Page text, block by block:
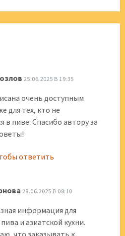
25.06.2025 В 19:35
очень доступным
для тех, кто не
в пиве. Спасибо автору за
ответить
28.06.2025 В 08:10
информация для
и азиатской кухни.
что заказывать к